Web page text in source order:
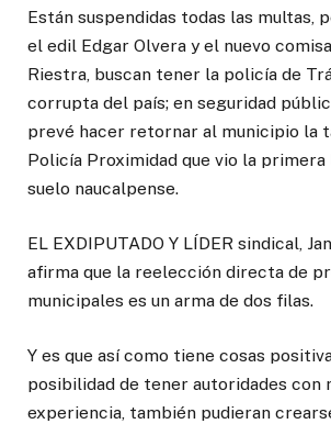
Están suspendidas todas las multas,
el edil Edgar Olvera y el nuevo
Riestra, buscan tener la policía de
corrupta del país; en seguridad
prevé hacer retornar al municipio la
Policía Proximidad que vio la primera
suelo naucalpense.
EL EXDIPUTADO Y LÍDER sindical,
afirma que la reelección directa de
municipales es un arma de dos filas.
Y es que así como tiene cosas
posibilidad de tener autoridades con
experiencia, también pudieran